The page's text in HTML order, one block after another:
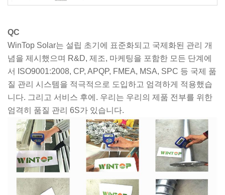
QC
WinTop Solar는 설립 초기에 표준화되고 국제화된 관리 개
념을 제시했으며 R&D, 제조, 마케팅을 포함한 모든 단계에
서 ISO9001:2008, CP, APQP, FMEA, MSA, SPC 등 국제 품
질 관리 시스템을 적극적으로 도입하고 엄격하게 적용했습
니다. 그리고 서비스 후에. 우리는 우리의 제품 전부를 위한
엄격히 품질 관리 6S가 있습니다.